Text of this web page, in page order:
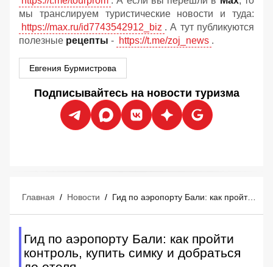
мы транслируем туристические новости и туда:
https://max.ru/id7743542912_biz . А тут публикуются
полезные рецепты - https://t.me/zoj_news .
Евгения Бурмистрова
Подписывайтесь на новости туризма
Главная / Новости / Гид по аэропорту Бали: как пройти контроль, купить симку и добраться до отеля
Гид по аэропорту Бали: как пройти
контроль, купить симку и добраться